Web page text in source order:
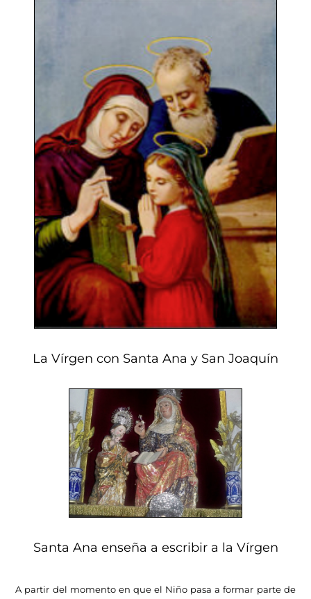
La Vírgen con Santa Ana y San Joaquín
Santa Ana enseña a escribir a la Vírgen
A partir del momento en que el Niño pasa a formar parte de